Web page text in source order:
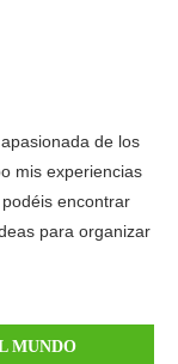
de los
mis experiencias
encontrar
para organizar
MUNDO